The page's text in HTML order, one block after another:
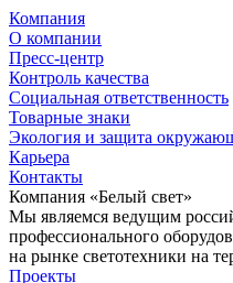
Компания
О компании
Пресс-центр
Контроль качества
Социальная ответственность
Товарные знаки
Экология и защита
Карьера
Контакты
Компания «Белый свет»
Мы являемся ведущим
профессионального
на рынке светотехники на
Проекты